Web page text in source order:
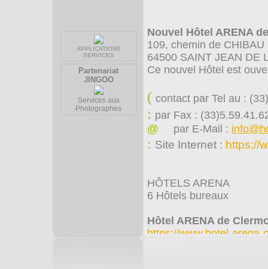
APPLICATIONS
SERVICES
Partenariat
JINGOO
Services aux
Photographes
Nouvel Hôtel ARENA
109, chemin de CHIBAU
64500 SAINT JEAN DE
Ce nouvel Hôtel est
( contact par Tel au :
: par Fax :
@ par E-Mail :
: Site Internet : https://
HÔTELS ARENA
6 Hôtels bureaux
Hôtel ARENA de
https://www.hotel-arena-